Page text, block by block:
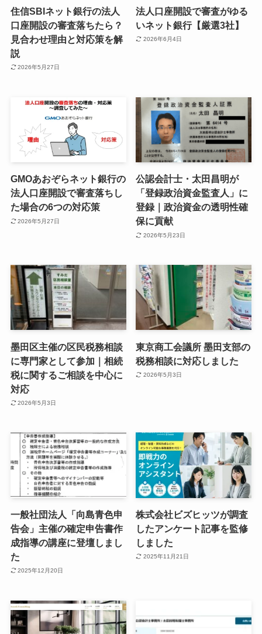
住信SBIネット銀行の法人
口座開設の審査落ちたら？
見合わせ理由と対応策を解
説
2026年5月27日
法人口座開設で審査がゆる
いネット銀行【厳選3社】
2026年6月4日
GMOあおぞらネット銀行の
法人口座開設で審査落ちし
た場合の6つの対応策
2026年5月27日
公認会計士・太田昌明が
「登録政治資金監査人」に
登録｜政治資金の透明性確
保に貢献
2026年5月23日
墨田区主催の区民税務相談
に専門家として参加｜相続
税に関するご相談を中心に
対応
2026年5月3日
東京商工会議所 墨田支部の
税務相談に対応しました
2026年5月3日
一般社団法人「向島青色申
告会」主催の確定申告書作
成指導の講座に登壇しまし
た
2025年12月20日
株式会社ビズヒッツが調査
したアンケート記事を監修
しました
2025年11月21日